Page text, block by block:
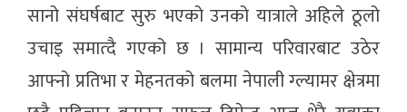
सानो संघर्षबाट सुरु भएको उनको यात्राले अहिले ठूलो
उचाइ समात्दै गएको छ । सामान्य परिवारबाट उठेर
आफ्नो प्रतिभा र मेहनतको बलमा नेपाली ग्ल्यामर क्षेत्रमा